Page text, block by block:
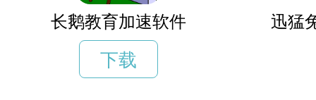
长鹅教育加速软件
下载
迅猛